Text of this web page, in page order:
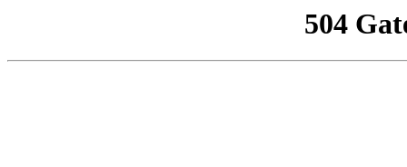
504